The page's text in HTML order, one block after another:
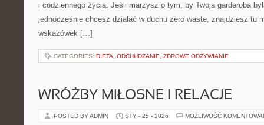
i codziennego życia. Jeśli marzysz o tym, by Twoja garderoba
jednocześnie chcesz działać w duchu zero waste, znajdziesz tu
wskazówek […]
CATEGORIES: DIETA, ODCHUDZANIE, ZDROWE ODŻYWIANIE
WRÓŻBY MIŁOSNE I RELACJE
POSTED BY ADMIN STY - 25 - 2026 MOŻLIWOŚĆ